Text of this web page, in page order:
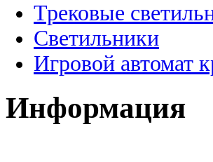
Трековые
Светильники
Игровой автомат
Информация